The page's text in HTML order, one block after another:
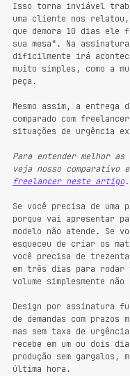
Isso torna inviável
uma cliente nos
que demora 10 dias ele
sua mesa". Na
dificilmente irá
muito simples, como a
peça.
Mesmo assim, a
comparado com
situações de urgência
Para entender melhor
veja nosso comparativo
freelancer neste artigo.
Se você precisa de uma
porque vai apresentar
modelo não atende. Se
esqueceu de criar os
você precisa de
em três dias para rodar
volume simplesmente não
Design por assinatura
de demandas com
mas sem taxa de
recebe em um ou dois
produção sem gargalos,
última hora.